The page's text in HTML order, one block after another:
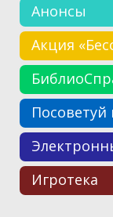
Анонсы
Акция
Посоветуй
Игротека